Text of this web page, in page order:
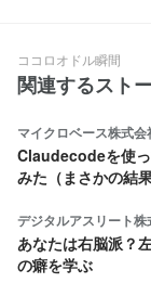
ココロオドル瞬間
関連するスト
マイクロベース株式会
Claudecodeを使
みた（まさかの結
デジタルアスリート株
あなたは右脳派？
の癖を学ぶ